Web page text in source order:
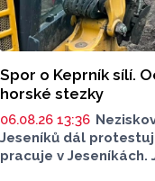
Spor o Keprník sílí.
horské stezky
06.08.26 13:36
Jeseníků dál
pracuje v Jeseníkách.